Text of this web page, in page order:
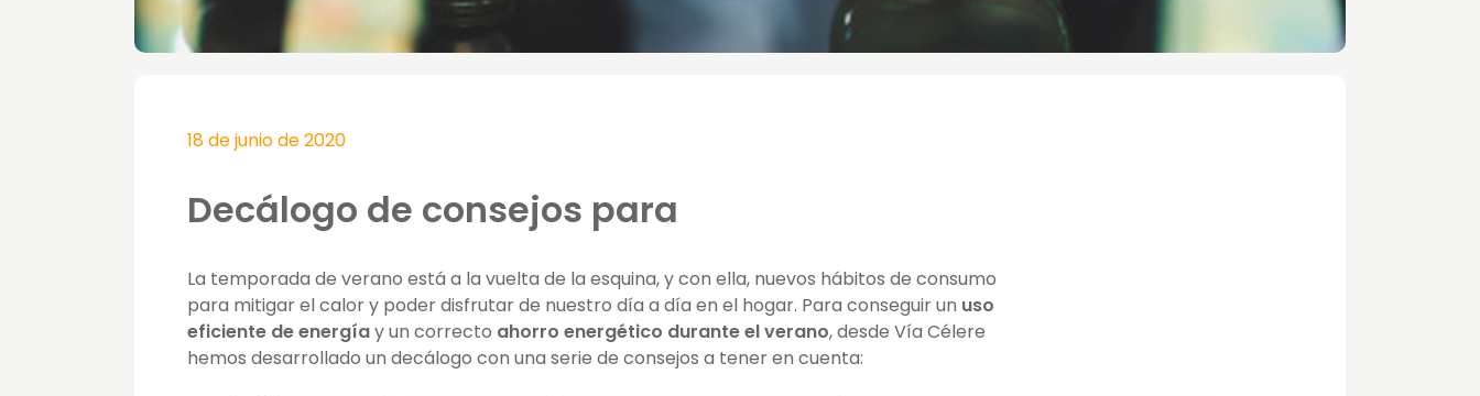
18 de junio de 2020
Decálogo de consejos para
La temporada de verano está a la vuelta de la esquina, y con ella, nuevos hábitos de consumo
para mitigar el calor y poder disfrutar de nuestro día a día en el hogar. Para conseguir un uso
eficiente de energíay un correcto ahorro energético durante el verano, desde Vía Célere
hemos desarrollado un decálogo con una serie de consejos a tener en cuenta: